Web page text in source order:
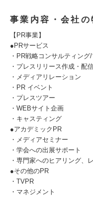
事業内容・会社の
【PR事業】
●PRサービス
・PR戦略コンサルティング
・プレスリリース作成・配
・メディアリレーション
・PR イベント
・プレスツアー
・WEBサイト企画
・キャスティング
●アカデミックPR
・メディアセミナー
・学会への出展サポート
・専門家へのヒアリング、
●その他のPR
・TVPR
・マネジメント